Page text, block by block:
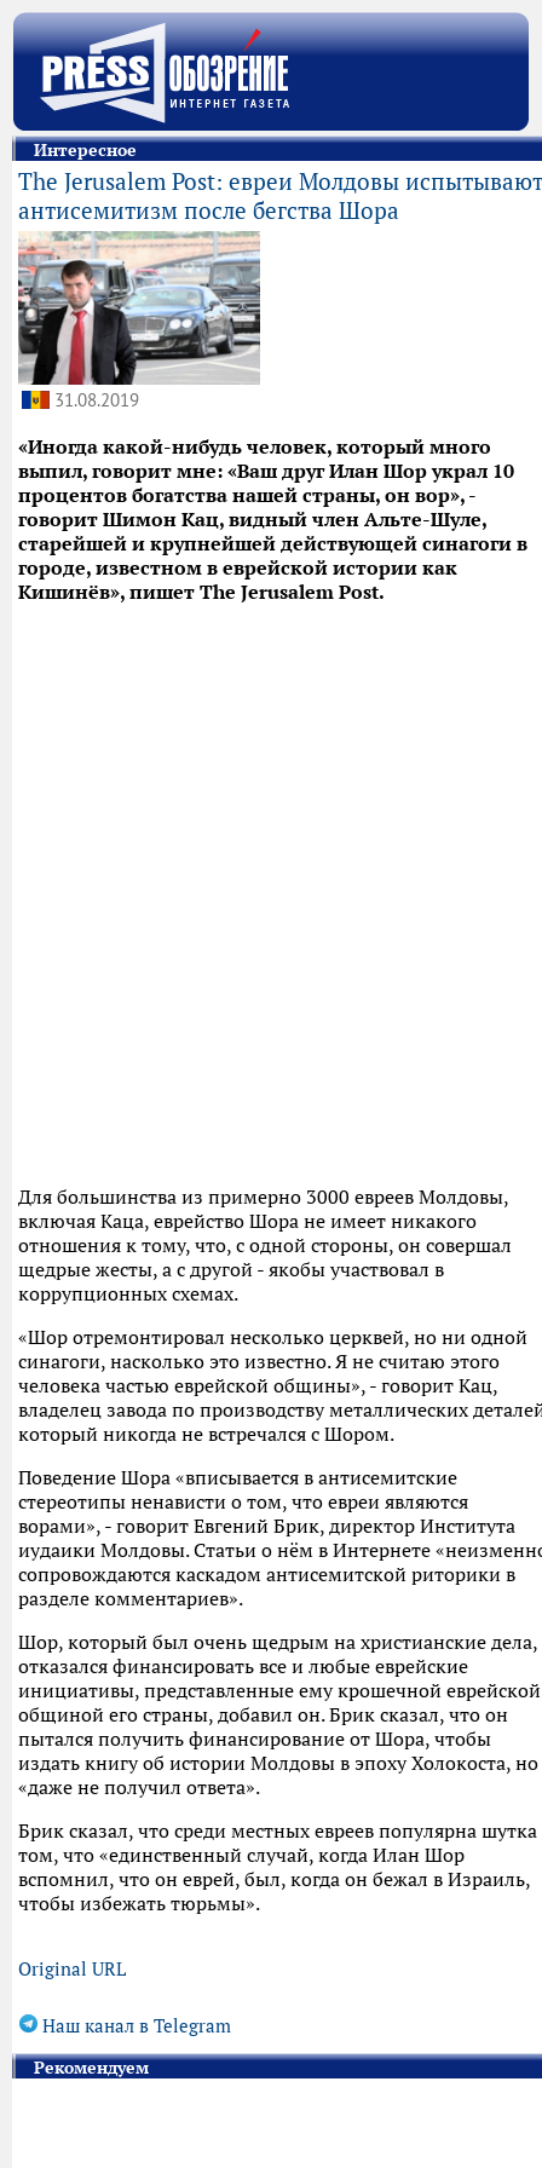
Интересное
The Jerusalem Post: евреи Молдовы испытывают
антисемитизм после бегства Шора
31.08.2019
«Иногда какой-нибудь человек, который много
выпил, говорит мне: «Ваш друг Илан Шор украл 10
процентов богатства нашей страны, он вор», -
говорит Шимон Кац, видный член Альте-Шуле,
старейшей и крупнейшей действующей синагоги в
городе, известном в еврейской истории как
Кишинёв», пишет The Jerusalem Post.
Для большинства из примерно 3000 евреев Молдовы,
включая Каца, еврейство Шора не имеет никакого
отношения к тому, что, с одной стороны, он совершал
щедрые жесты, а с другой - якобы участвовал в
коррупционных схемах.
«Шор отремонтировал несколько церквей, но ни одной
синагоги, насколько это известно. Я не считаю этого
человека частью еврейской общины», - говорит Кац,
владелец завода по производству металлических
который никогда не встречался с Шором.
Поведение Шора «вписывается в антисемитские
стереотипы ненависти о том, что евреи являются
ворами», - говорит Евгений Брик, директор Института
иудаики Молдовы. Статьи о нём в Интернете
сопровождаются каскадом антисемитской риторики в
разделе комментариев».
Шор, который был очень щедрым на христианские дела,
отказался финансировать все и любые еврейские
инициативы, представленные ему крошечной еврейской
общиной его страны, добавил он. Брик сказал, что он
пытался получить финансирование от Шора, чтобы
издать книгу об истории Молдовы в эпоху Холокоста, но
«даже не получил ответа».
Брик сказал, что среди местных евреев популярна шутка
том, что «единственный случай, когда Илан Шор
вспомнил, что он еврей, был, когда он бежал в Израиль,
чтобы избежать тюрьмы».
Original URL
Наш канал в Telegram
Рекомендуем